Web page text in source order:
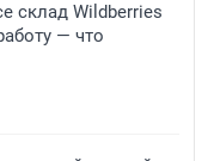
склад Wildberries
— что